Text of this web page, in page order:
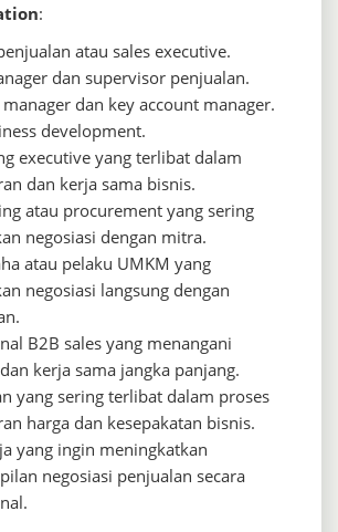
:
atau sales executive.
dan supervisor penjualan.
dan key account manager.
development.
executive yang terlibat dalam
dan kerja sama bisnis.
atau procurement yang sering
negosiasi dengan mitra.
atau pelaku UMKM yang
negosiasi langsung dengan
B2B sales yang menangani
kerja sama jangka panjang.
yang sering terlibat dalam proses
harga dan kesepakatan bisnis.
yang ingin meningkatkan
negosiasi penjualan secara